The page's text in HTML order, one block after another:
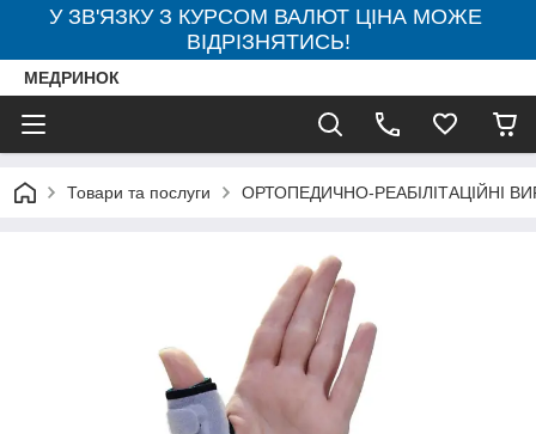
У ЗВ'ЯЗКУ З КУРСОМ ВАЛЮТ ЦІНА МОЖЕ
ВІДРІЗНЯТИСЬ!
МЕДРИНОК
Товари та послуги ОРТОПЕДИЧНО-РЕАБІЛІТАЦІЙНІ